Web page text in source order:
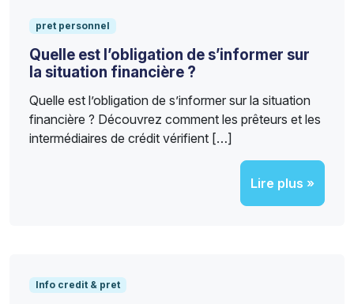
pret personnel
Quelle est l’obligation de s’informer sur
la situation financière ?
Quelle est l’obligation de s’informer sur la situation
financière ? Découvrez comment les prêteurs et les
intermédiaires de crédit vérifient […]
Lire plus »
Info credit & pret